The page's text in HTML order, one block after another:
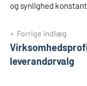
og synlighed
Forrige indlæg
leverandørvalg